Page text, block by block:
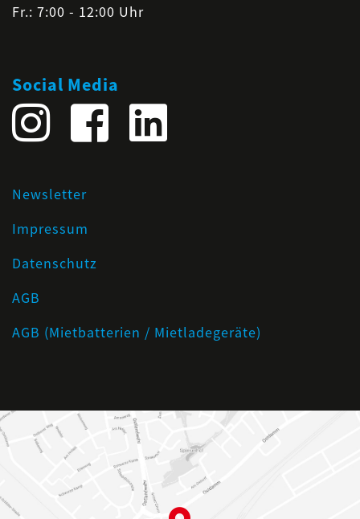
Fr.: 7:00 - 12:00 Uhr
Social Media
Newsletter
Impressum
Datenschutz
AGB
AGB (Mietbatterien / Mietladegeräte)